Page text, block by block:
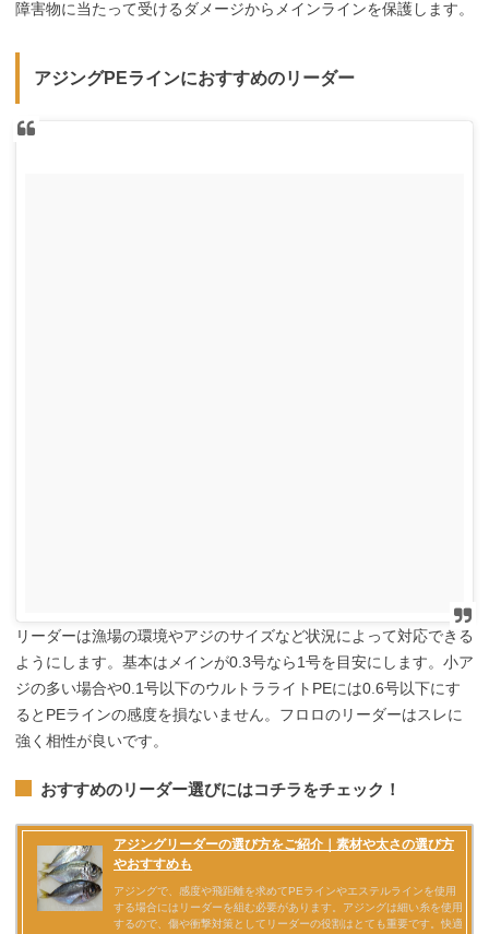
障害物に当たって受けるダメージからメインラインを保護します。
アジングPEラインにおすすめのリーダー
リーダーは漁場の環境やアジのサイズなど状況によって対応できる
ようにします。基本はメインが0.3号なら1号を目安にします。小ア
ジの多い場合や0.1号以下のウルトラライトPEには0.6号以下にす
るとPEラインの感度を損ないません。フロロのリーダーはスレに
強く相性が良いです。
おすすめのリーダー選びにはコチラをチェック！